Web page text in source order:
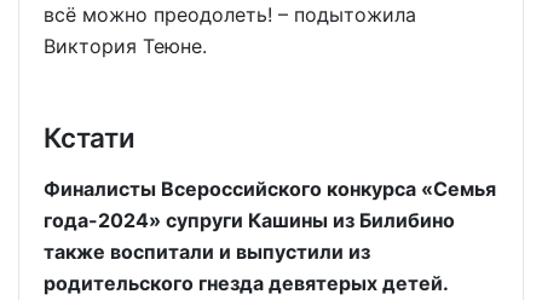
всё можно преодолеть! – подытожила
Виктория Теюне.
Кстати
Финалисты Всероссийского конкурса «Семья
года-2024» супруги Кашины из Билибино
также воспитали и выпустили из
родительского гнезда девятерых детей.